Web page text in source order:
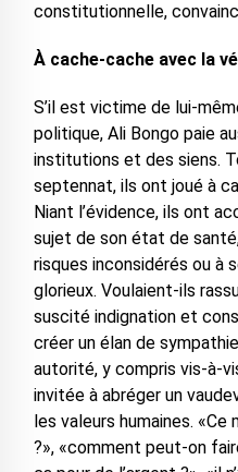
constitutionnelle,
À cache-cache avec la
S’il est victime de lui-
politique, Ali Bongo paie
institutions et des siens.
septennat, ils ont joué à
Niant l’évidence, ils ont
sujet de son état de
risques inconsidérés ou à
glorieux. Voulaient-ils
suscité indignation et
créer un élan de
autorité, y compris vis-à-
invitée à abréger un
les valeurs humaines. «Ce
?», «comment peut-on